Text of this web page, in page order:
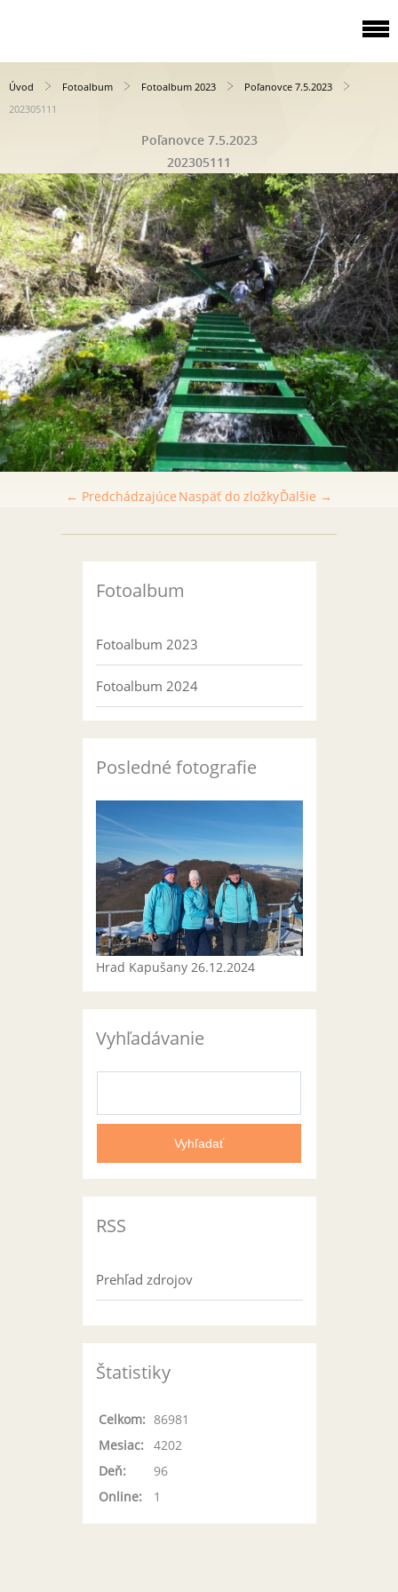
Úvod Fotoalbum Fotoalbum 2023
Poľanovce 7.5.2023
202305111
Poľanovce 7.5.2023
202305111
← Predchádzajúce Ďalšie →
Naspäť do zložky
Fotoalbum
Fotoalbum 2023
Fotoalbum 2024
Posledné fotografie
Hrad Kapušany 26.12.2024
Vyhľadávanie
RSS
Prehľad zdrojov
Štatistiky
Online: 1
Celkom: 86981
Mesiac:
4202
Deň:
96